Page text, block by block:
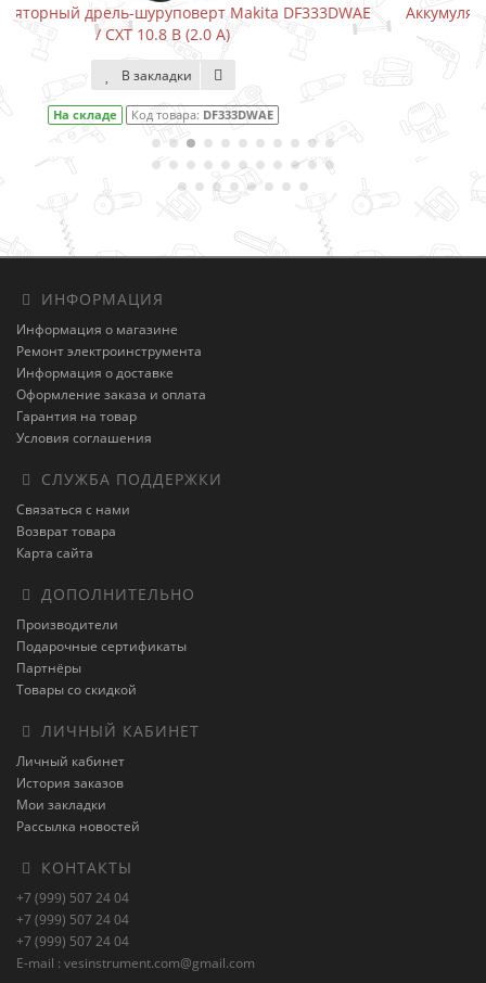
Аккумуляторный шуруповерт-отвертка Makita
На складе Код товара:
ИНФОРМАЦИЯ
Информация о магазине
Ремонт электроинструмента
Информация о доставке
Оформление заказа и оплата
Гарантия на товар
Условия соглашения
СЛУЖБА ПОДДЕРЖКИ
Связаться с нами
Возврат товара
Карта сайта
ДОПОЛНИТЕЛЬНО
Производители
Подарочные сертификаты
Партнёры
Товары со скидкой
ЛИЧНЫЙ КАБИНЕТ
Личный кабинет
История заказов
Мои закладки
Рассылка новостей
КОНТАКТЫ
+7 (999) 507 24 04
+7 (999) 507 24 04
+7 (999) 507 24 04
E-mail : vesinstrument.com@gmail.com